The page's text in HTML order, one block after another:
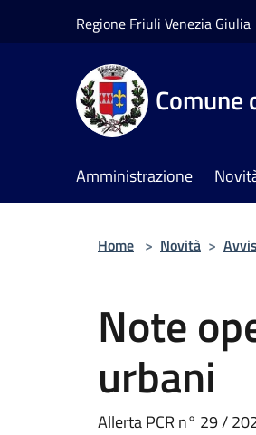
Regione Friuli Venezia Giulia
Comune
Amministrazione
Home > Novità >
Note
urbani
Allerta PCR n° 29 /